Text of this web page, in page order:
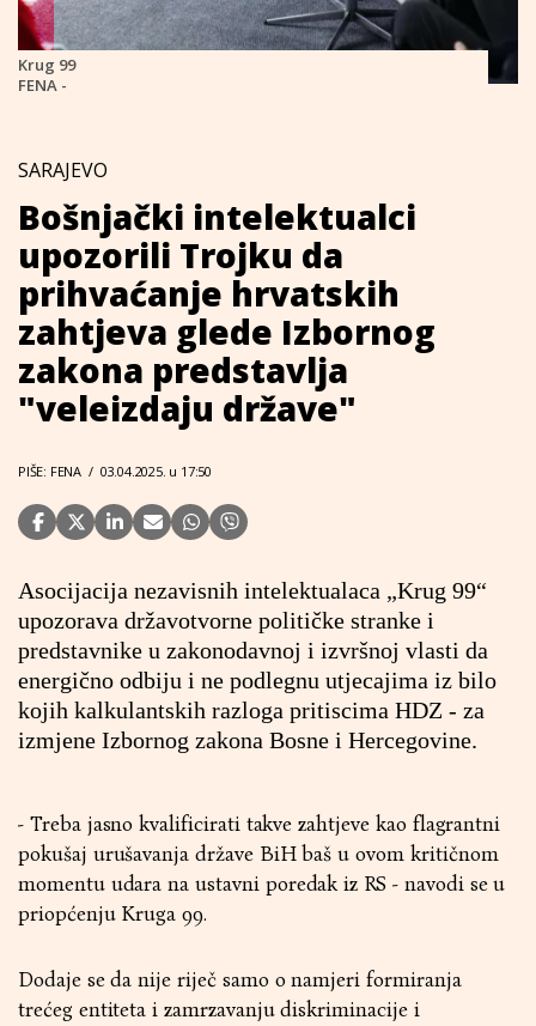
Krug 99
FENA -
SARAJEVO
Bošnjački intelektualci
upozorili Trojku da
prihvaćanje hrvatskih
zahtjeva glede Izbornog
zakona predstavlja
"veleizdaju države"
PIŠE: FENA / 03.04.2025. u 17:50
Asocijacija nezavisnih intelektualaca „Krug 99“
upozorava državotvorne političke stranke i
predstavnike u zakonodavnoj i izvršnoj vlasti da
energično odbiju i ne podlegnu utjecajima iz bilo
kojih kalkulantskih razloga pritiscima HDZ - za
izmjene Izbornog zakona Bosne i Hercegovine.
- Treba jasno kvalificirati takve zahtjeve kao flagrantni
pokušaj urušavanja države BiH baš u ovom kritičnom
momentu udara na ustavni poredak iz RS - navodi se u
priopćenju Kruga 99.
Dodaje se da nije riječ samo o namjeri formiranja
trećeg entiteta i zamrzavanju diskriminacije i